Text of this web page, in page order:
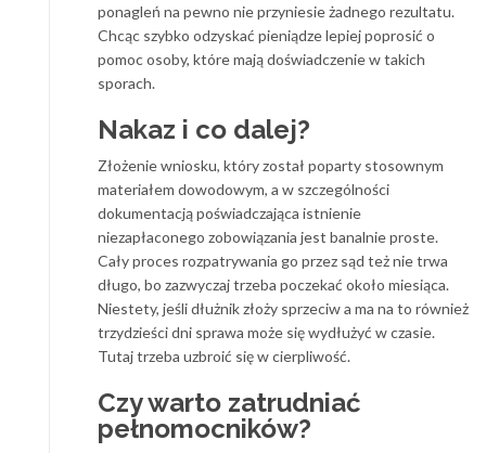
ponagleń na pewno nie przyniesie żadnego rezultatu.
Chcąc szybko odzyskać pieniądze lepiej poprosić o
pomoc osoby, które mają doświadczenie w takich
sporach.
Nakaz i co dalej?
Złożenie wniosku, który został poparty stosownym
materiałem dowodowym, a w szczególności
dokumentacją poświadczająca istnienie
niezapłaconego zobowiązania jest banalnie proste.
Cały proces rozpatrywania go przez sąd też nie trwa
długo, bo zazwyczaj trzeba poczekać około miesiąca.
Niestety, jeśli dłużnik złoży sprzeciw a ma na to również
trzydzieści dni sprawa może się wydłużyć w czasie.
Tutaj trzeba uzbroić się w cierpliwość.
Czy warto zatrudniać
pełnomocników?